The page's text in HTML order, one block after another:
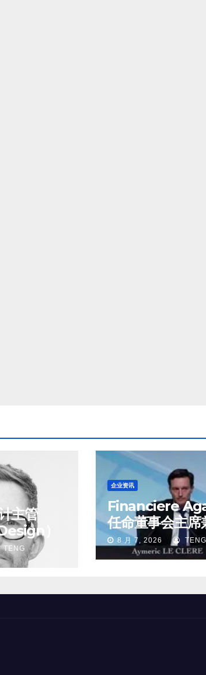
主管
）
TENG
企业资讯
Financiere
任命董事会主席
执行官
8 月 7, 2026 TENG